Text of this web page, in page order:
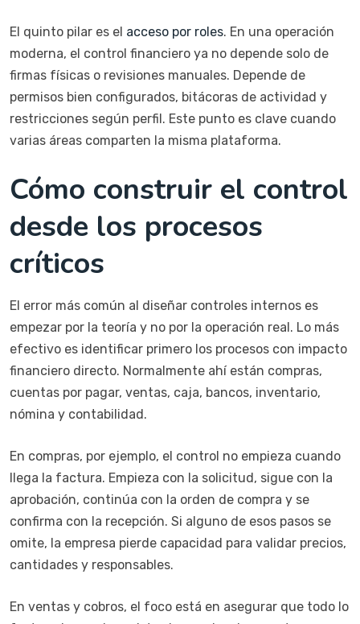
El quinto pilar es el acceso por roles. En una operación
moderna, el control financiero ya no depende solo de
firmas físicas o revisiones manuales. Depende de
permisos bien configurados, bitácoras de actividad y
restricciones según perfil. Este punto es clave cuando
varias áreas comparten la misma plataforma.
Cómo construir el control
desde los procesos
críticos
El error más común al diseñar controles internos es
empezar por la teoría y no por la operación real. Lo más
efectivo es identificar primero los procesos con impacto
financiero directo. Normalmente ahí están compras,
cuentas por pagar, ventas, caja, bancos, inventario,
nómina y contabilidad.
En compras, por ejemplo, el control no empieza cuando
llega la factura. Empieza con la solicitud, sigue con la
aprobación, continúa con la orden de compra y se
confirma con la recepción. Si alguno de esos pasos se
omite, la empresa pierde capacidad para validar precios,
cantidades y responsables.
En ventas y cobros, el foco está en asegurar que todo lo